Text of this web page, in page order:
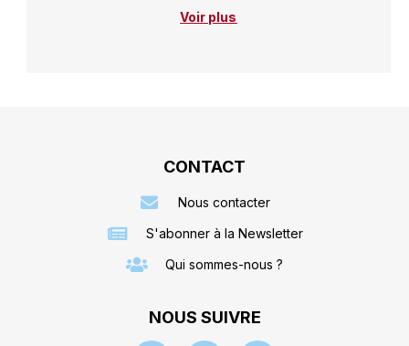
Voir plus
CONTACT
Nous contacter
S'abonner à la Newsletter
Qui sommes-nous ?
NOUS SUIVRE